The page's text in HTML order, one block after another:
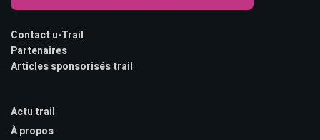
Contact u-Trail
Partenaires
Articles sponsorisés trail
Actu trail
À propos